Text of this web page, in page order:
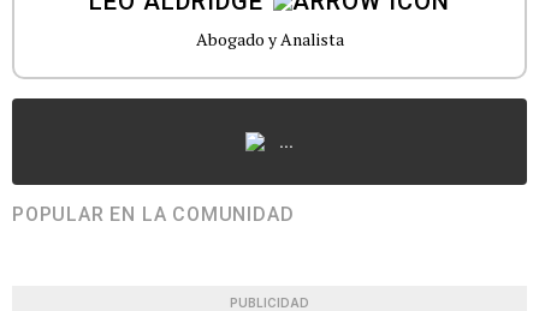
Abogado y Analista
...
POPULAR EN LA COMUNIDAD
PUBLICIDAD